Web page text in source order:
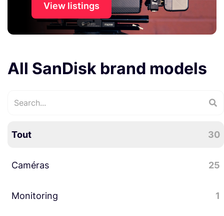
View listings
All SanDisk brand models
Tout 30
Caméras 25
Accessoires caméra 14
Monitoring 1